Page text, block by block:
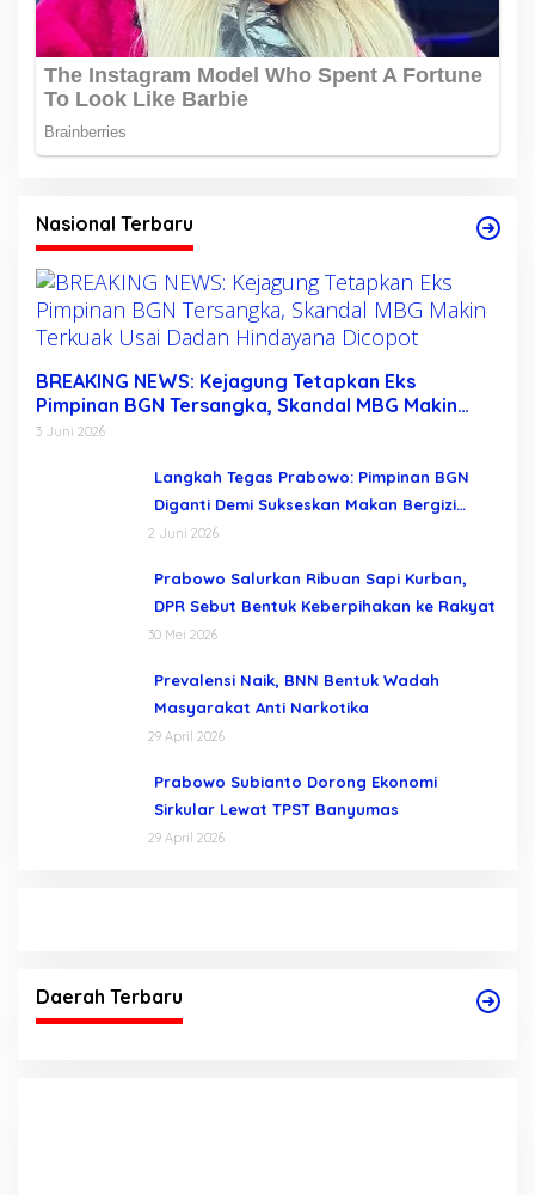
Nasional Terbaru
BREAKING NEWS: Kejagung Tetapkan Eks
Pimpinan BGN Tersangka, Skandal MBG Makin
Terkuak Usai Dadan Hindayana Dicopot
3 Juni 2026
Langkah Tegas Prabowo: Pimpinan BGN
Diganti Demi Sukseskan Makan Bergizi
Gratis
2 Juni 2026
Prabowo Salurkan Ribuan Sapi Kurban,
DPR Sebut Bentuk Keberpihakan ke Rakyat
30 Mei 2026
Prevalensi Naik, BNN Bentuk Wadah
Masyarakat Anti Narkotika
29 April 2026
Prabowo Subianto Dorong Ekonomi
Sirkular Lewat TPST Banyumas
29 April 2026
Daerah Terbaru